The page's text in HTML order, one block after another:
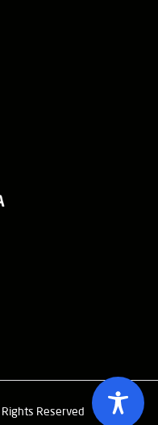
Reserved